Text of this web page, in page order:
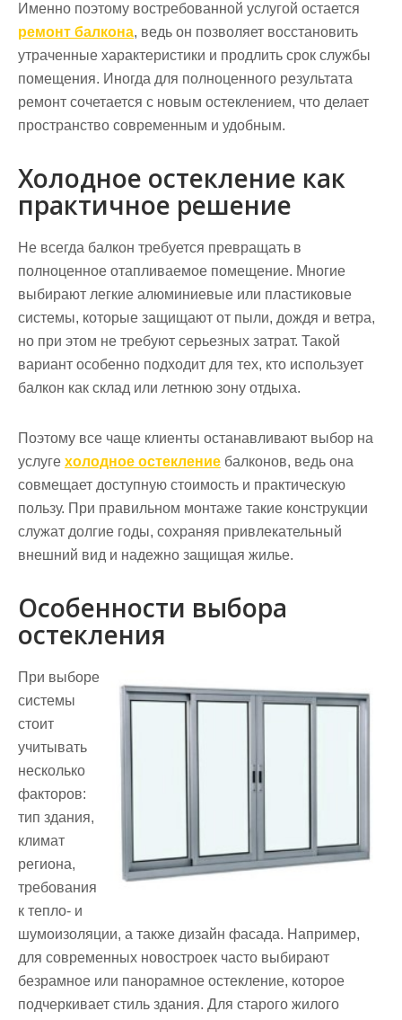
Именно поэтому востребованной услугой остается
ремонт балкона, ведь он позволяет восстановить
утраченные характеристики и продлить срок службы
помещения. Иногда для полноценного результата
ремонт сочетается с новым остеклением, что делает
пространство современным и удобным.
Холодное остекление как
практичное решение
Не всегда балкон требуется превращать в
полноценное отапливаемое помещение. Многие
выбирают легкие алюминиевые или пластиковые
системы, которые защищают от пыли, дождя и ветра,
но при этом не требуют серьезных затрат. Такой
вариант особенно подходит для тех, кто использует
балкон как склад или летнюю зону отдыха.
Поэтому все чаще клиенты останавливают выбор на
услуге холодное остекление балконов, ведь она
совмещает доступную стоимость и практическую
пользу. При правильном монтаже такие конструкции
служат долгие годы, сохраняя привлекательный
внешний вид и надежно защищая жилье.
Особенности выбора
остекления
При выборе
системы
стоит
учитывать
несколько
факторов:
тип здания,
климат
региона,
требования
к тепло- и
шумоизоляции, а также дизайн фасада. Например,
для современных новостроек часто выбирают
безрамное или панорамное остекление, которое
подчеркивает стиль здания. Для старого жилого